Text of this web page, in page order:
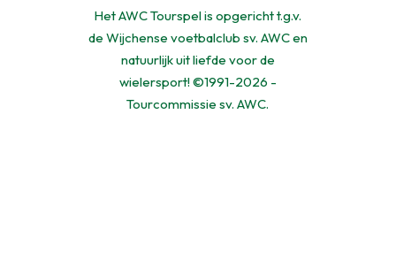
Het AWC Tourspel is opgericht t.g.v.
de Wijchense voetbalclub sv. AWC en
natuurlijk uit liefde voor de
wielersport! ©1991-2026 -
Tourcommissie sv. AWC.